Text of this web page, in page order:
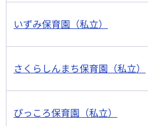
いずみ保育園（私立）
さくらしんまち保育園（私立）
ぴっころ保育園（私立）